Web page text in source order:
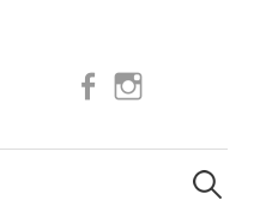
Facebook
Suchen
nach: